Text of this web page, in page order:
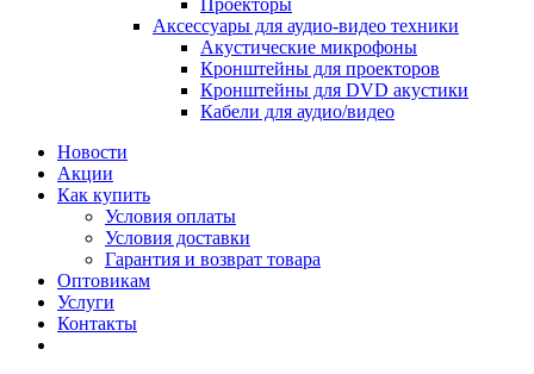
Проекторы
Аксессуары для аудио-видео техники
Акустические микрофоны
Кронштейны для проекторов
Кронштейны для DVD акустики
Кабели для аудио/видео
Новости
Акции
Как купить
Условия оплаты
Условия доставки
Гарантия и возврат товара
Оптовикам
Услуги
Контакты